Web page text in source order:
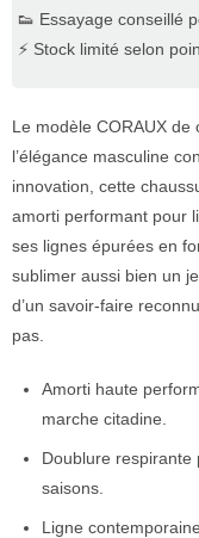
👟 Essayage conseillé
⚡ Stock limité selon
Le modèle CORAUX de
l’élégance masculine
innovation, cette
amorti performant pour
ses lignes épurées en
sublimer aussi bien un
d’un savoir-faire
pas.
Amorti haute
marche citadine.
Doublure
saisons.
Ligne